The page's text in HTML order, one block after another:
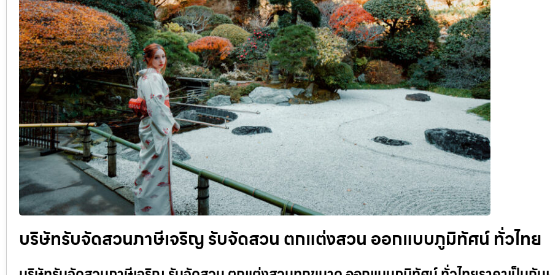
บริษัทรับจัดสวนภาษีเจริญ รับจัดสวน ตกแต่งสวน ออกแบบภูมิทัศน์ ทั่วไทย